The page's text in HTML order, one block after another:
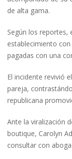
de alta gama.
Según los reportes,
establecimiento
pagadas con una
El incidente revivió
pareja,
republicana
Ante la viralización
boutique, Carolyn
consultar con